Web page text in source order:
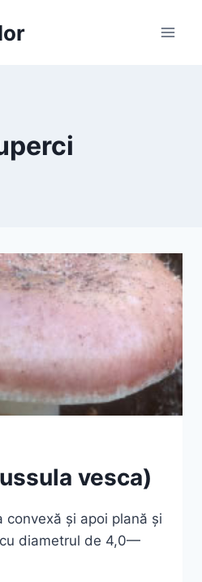
vesca)
convexă şi apoi plană şi
diametrul de 4,0—